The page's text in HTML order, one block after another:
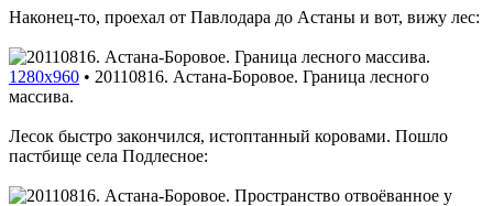
Наконец-то, проехал от Павлодара до Астаны и вот, вижу лес:
1280x960 • 20110816. Астана-Боровое. Граница лесного
массива.
Лесок быстро закончился, истоптанный коровами. Пошло
пастбище села Подлесное: